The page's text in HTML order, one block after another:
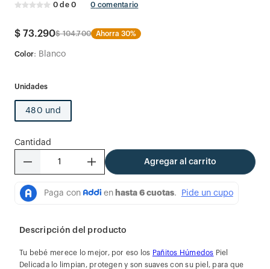
0 de0 0 comentario
$ 73.290$ 104.700 Ahorra30%
Color: Blanco
480 und
Cantidad
＋
－ Agregar al carrito
Descripción del producto
Tu bebé merece lo mejor, por eso los Pañitos Húmedos Piel
Delicada lo limpian, protegen y son suaves con su piel, para que